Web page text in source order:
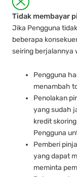
Tidak membayar
Jika Pengguna
beberapa
seiring berjalannya
Pengguna
menambah
Penolakan
yang sudah
kredit
Pengguna
Pemberi
yang dapat
meminta